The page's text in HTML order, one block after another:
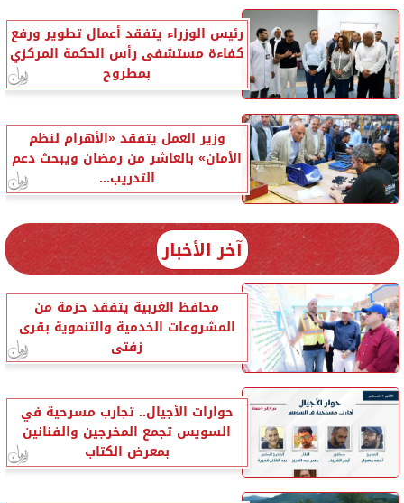
رئيس الوزراء يتفقد أعمال تطوير ورفع
كفاءة مستشفى رأس الحكمة المركزي
بمطروح
وزير العمل يتفقد «الأهرام لنظم
الأمان» بالعاشر من رمضان ويبحث دعم
التدريب...
آخر الأخبار
محافظ الغربية يتفقد حزمة من
المشروعات الخدمية والتنموية بقرى
زفتى
حوارات الأجيال.. تجارب مسرحية في
السويس تجمع المخرجين والفنانين
بمعرض الكتاب